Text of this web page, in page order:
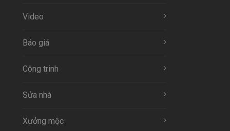
Video
Báo giá
Công trinh
Sửa nhà
Xưởng mộc